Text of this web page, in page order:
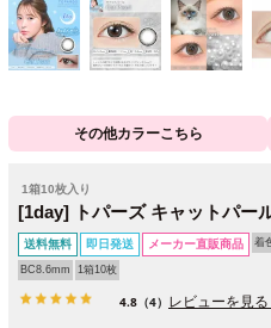
その他カラーこちら
1箱10枚入り
[1day] トパーズ キャットパー
送料無料 即日発送 メーカー直販商品 着
BC8.6mm 1箱10枚
4.8 （4） レビューを見る